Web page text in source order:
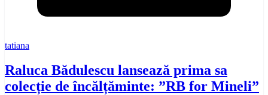
tatiana
Raluca Bădulescu lansează prima sa
colecție de încălțăminte: ”RB for Mineli”